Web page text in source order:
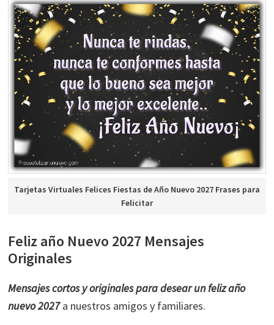
Tarjetas Virtuales Felices Fiestas de Año Nuevo 2027 Frases para
Felicitar
Feliz año Nuevo 2027 Mensajes
Originales
Mensajes cortos y originales para desear un feliz año
nuevo 2027a nuestros amigos y familiares.